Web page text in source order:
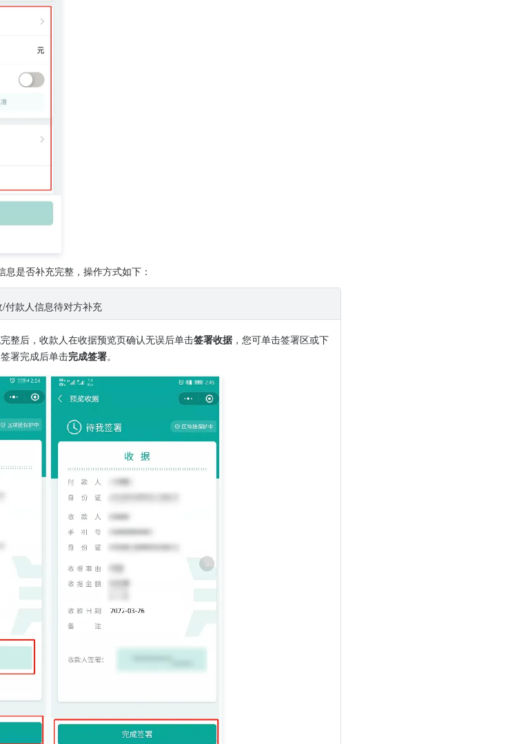
是否补充完整，操作方式如下：
/付款人信息待对方补充
整后，收款人在收据预览页确认无误后单击签署收据 ，您可单击签署区或下
署完成后单击完成签署。